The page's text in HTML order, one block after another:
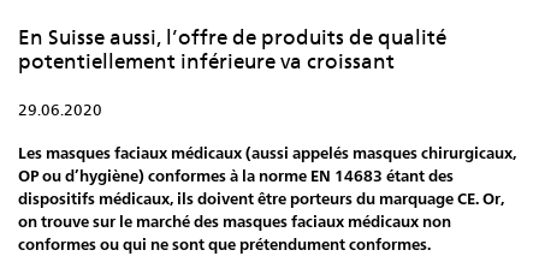
En Suisse aussi, l’offre de produits de qualité
potentiellement inférieure va croissant
29.06.2020
Les masques faciaux médicaux (aussi appelés masques chirurgicaux,
OP ou d’hygiène) conformes à la norme EN 14683 étant des
dispositifs médicaux, ils doivent être porteurs du marquage CE. Or,
on trouve sur le marché des masques faciaux médicaux non
conformes ou qui ne sont que prétendument conformes.